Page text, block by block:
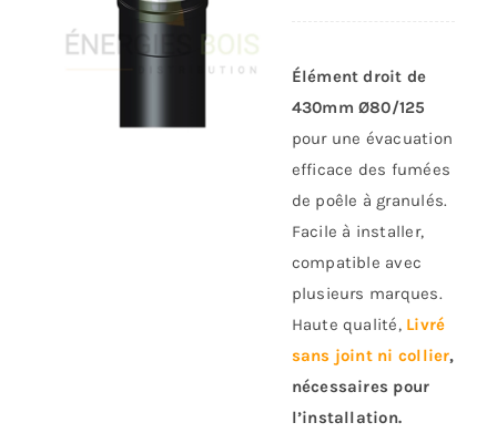
Élément droit de
430mm Ø80/125
pour une évacuation
efficace des fumées
de poêle à granulés.
Facile à installer,
compatible avec
plusieurs marques.
Haute qualité, Livré
sans joint ni collier,
nécessaires pour
l’installation.